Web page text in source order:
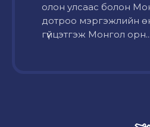
олон улсаас болон
дотроо мэргэжлийн
гүйцэтгэж Монгол орн...